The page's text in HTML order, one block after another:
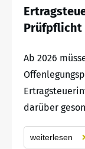
Prüfpflicht
Ab 2026
darüber
weiterlesen